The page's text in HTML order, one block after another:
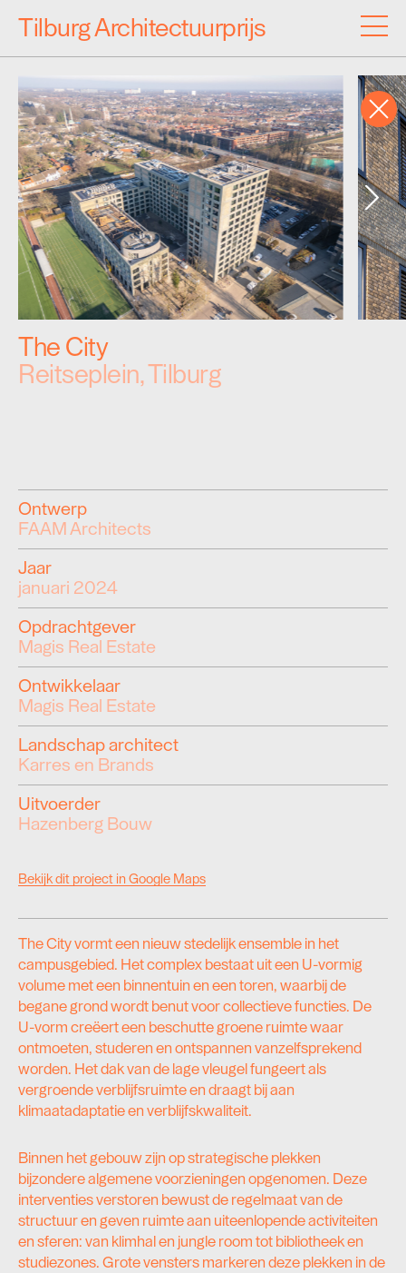
Inzendingen
Archief
Programma
Over de Architectuurprijs
Tilburg Architectuurprijs
The City
Reitseplein, Tilburg
Ontwerp
FAAM Architects
Jaar
januari 2024
Opdrachtgever
Magis Real Estate
Ontwikkelaar
Magis Real Estate
Landschap architect
Karres en Brands
Uitvoerder
Hazenberg Bouw
Bekijk dit project in Google Maps
The City vormt een nieuw stedelijk ensemble in het
campusgebied. Het complex bestaat uit een U-vormig
volume met een binnentuin en een toren, waarbij de
begane grond wordt benut voor collectieve functies. De
U-vorm creëert een beschutte groene ruimte waar
ontmoeten, studeren en ontspannen vanzelfsprekend
worden. Het dak van de lage vleugel fungeert als
vergroende verblijfsruimte en draagt bij aan
klimaatadaptatie en verblijfskwaliteit.
Binnen het gebouw zijn op strategische plekken
bijzondere algemene voorzieningen opgenomen. Deze
interventies verstoren bewust de regelmaat van de
structuur en geven ruimte aan uiteenlopende activiteiten
en sferen: van klimhal en jungle room tot bibliotheek en
studiezones. Grote vensters markeren deze plekken in de